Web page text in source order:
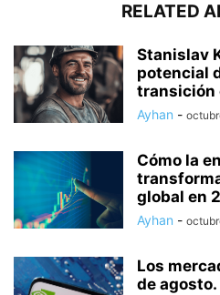
RELATED
Stanislav
potencial
transición
Ayhan -
Cómo la
global en
Ayhan -
Los
de